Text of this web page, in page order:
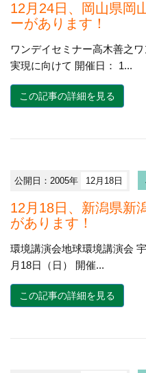
12月24日、岡山県岡
ーがあります！
ワンデイセミナー高木善之
実現に向けて 開催日： 1...
この記事の詳細を見る
公開日：2005年 12月18日
12月18日、新潟県新
があります！
環境講演会地球環境講演会
月18日（日） 開催...
この記事の詳細を見る